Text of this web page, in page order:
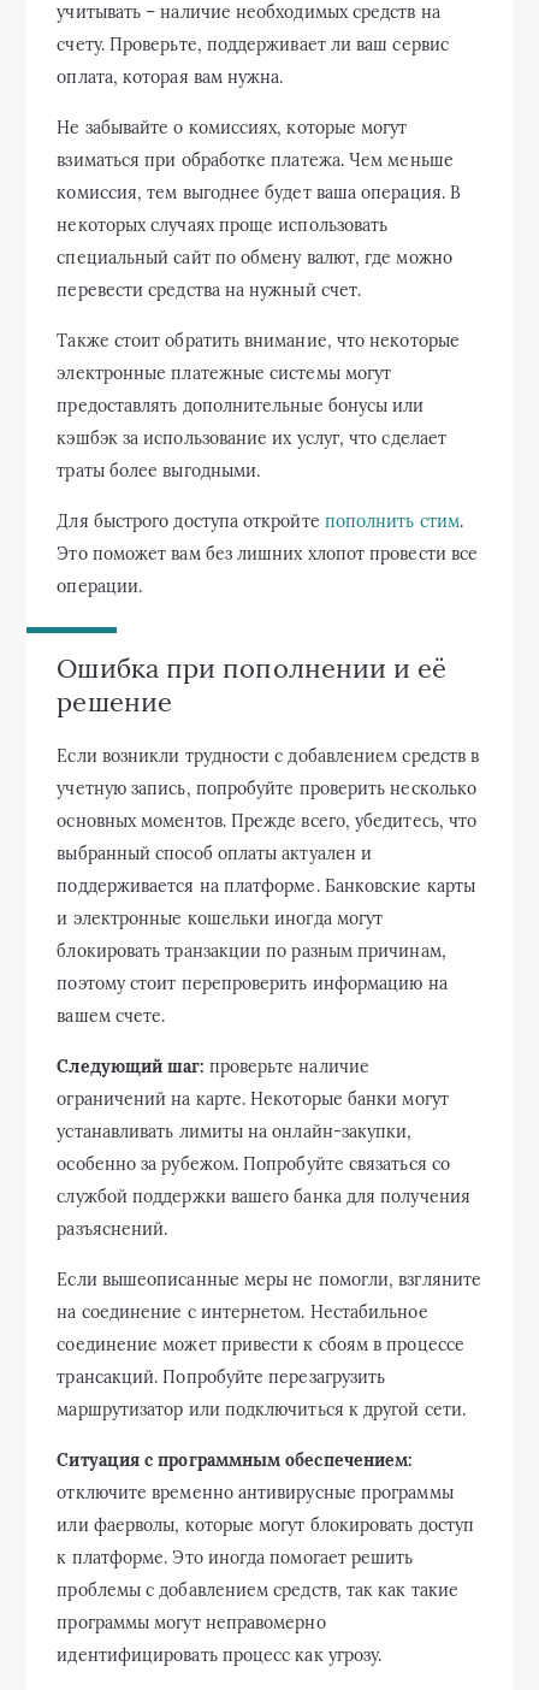
учитывать – наличие необходимых средств на
счету. Проверьте, поддерживает ли ваш сервис
оплата, которая вам нужна.
Не забывайте о комиссиях, которые могут
взиматься при обработке платежа. Чем меньше
комиссия, тем выгоднее будет ваша операция. В
некоторых случаях проще использовать
специальный сайт по обмену валют, где можно
перевести средства на нужный счет.
Также стоит обратить внимание, что некоторые
электронные платежные системы могут
предоставлять дополнительные бонусы или
кэшбэк за использование их услуг, что сделает
траты более выгодными.
Для быстрого доступа откройте пополнить стим.
Это поможет вам без лишних хлопот провести все
операции.
Ошибка при пополнении и её
решение
Если возникли трудности с добавлением средств в
учетную запись, попробуйте проверить несколько
основных моментов. Прежде всего, убедитесь, что
выбранный способ оплаты актуален и
поддерживается на платформе. Банковские карты
и электронные кошельки иногда могут
блокировать транзакции по разным причинам,
поэтому стоит перепроверить информацию на
вашем счете.
Следующий шаг: проверьте наличие
ограничений на карте. Некоторые банки могут
устанавливать лимиты на онлайн-закупки,
особенно за рубежом. Попробуйте связаться со
службой поддержки вашего банка для получения
разъяснений.
Если вышеописанные меры не помогли, взгляните
на соединение с интернетом. Нестабильное
соединение может привести к сбоям в процессе
трансакций. Попробуйте перезагрузить
маршрутизатор или подключиться к другой сети.
Ситуация с программным обеспечением:
отключите временно антивирусные программы
или фаерволы, которые могут блокировать доступ
к платформе. Это иногда помогает решить
проблемы с добавлением средств, так как такие
программы могут неправомерно
идентифицировать процесс как угрозу.